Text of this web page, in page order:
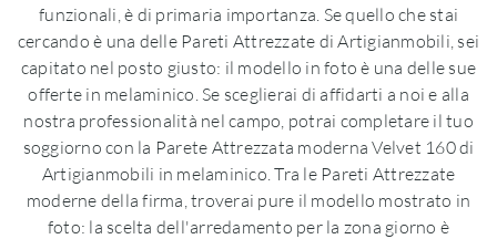
funzionali, è di primaria importanza. Se quello che stai
cercando è una delle Pareti Attrezzate di Artigianmobili, sei
capitato nel posto giusto: il modello in foto è una delle sue
offerte in melaminico. Se sceglierai di affidarti a noi e alla
nostra professionalità nel campo, potrai completare il tuo
soggiorno con la Parete Attrezzata moderna Velvet 160 di
Artigianmobili in melaminico. Tra le Pareti Attrezzate
moderne della firma, troverai pure il modello mostrato in
foto: la scelta dell'arredamento per la zona giorno è